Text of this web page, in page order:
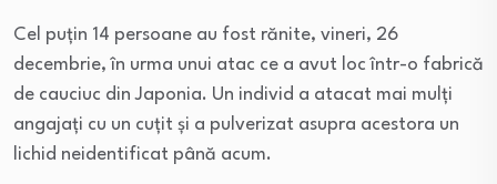
Cel puțin 14 persoane au fost rănite, vineri, 26
decembrie, în urma unui atac ce a avut loc într-o fabrică
de cauciuc din Japonia. Un individ a atacat mai mulți
angajați cu un cuțit și a pulverizat asupra acestora un
lichid neidentificat până acum.